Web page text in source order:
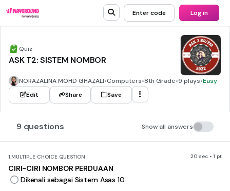
Enter code Log in
Quiz
ASK T2: SISTEM NOMBOR
NORAZALINA MOHD GHAZALI•Computers•8th Grade•9 plays•Easy
Edit
Share Save
9 questions Show all answers
1.MULTIPLE CHOICE QUESTION 20 sec • 1 pt
CIRI-CIRI NOMBOR PERDUAAN
Dikenali sebagai Sistem Asas 10